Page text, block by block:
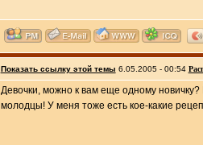
Показать ссылку этой темы 6.05.2005 - 00:54
Девочки, можно к вам еще одному новичку?
молодцы! У меня тоже есть кое-какие